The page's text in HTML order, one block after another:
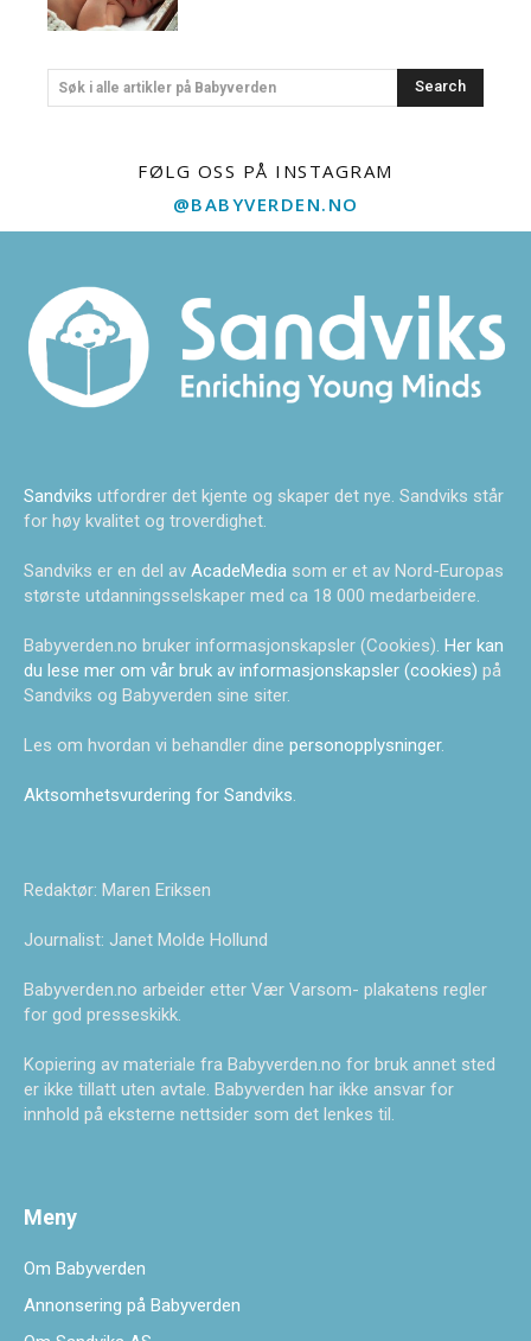
Søk i alle artikler på Babyverden Search
FØLG OSS PÅ INSTAGRAM
@BABYVERDEN.NO
Sandviks utfordrer det kjente og skaper det nye. Sandviks står
for høy kvalitet og troverdighet.
Sandviks er en del av AcadeMedia som er et av Nord-Europas
største utdanningsselskaper med ca 18 000 medarbeidere.
Babyverden.no bruker informasjonskapsler (Cookies). Her kan
du lese mer om vår bruk av informasjonskapsler (cookies) på
Sandviks og Babyverden sine siter.
Les om hvordan vi behandler dine personopplysninger.
Aktsomhetsvurdering for Sandviks.
Redaktør: Maren Eriksen
Journalist: Janet Molde Hollund
Babyverden.no arbeider etter Vær Varsom- plakatens regler
for god presseskikk.
Kopiering av materiale fra Babyverden.no for bruk annet sted
er ikke tillatt uten avtale. Babyverden har ikke ansvar for
innhold på eksterne nettsider som det lenkes til.
Meny
Om Babyverden
Annonsering på Babyverden